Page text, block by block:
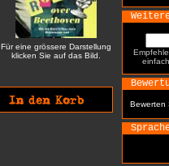
Für eine grössere Darstellung
klicken Sie auf das Bild.
Bewerten